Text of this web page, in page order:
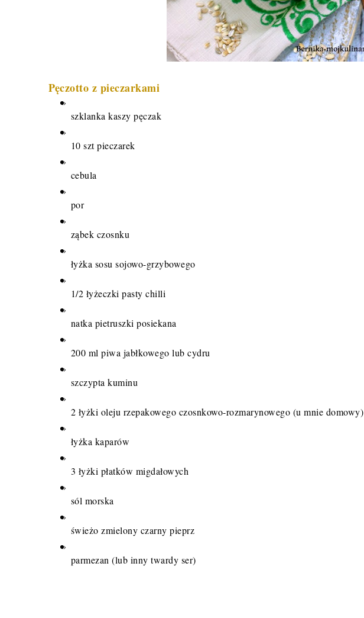
Pęczotto z pieczarkami
szklanka kaszy pęczak
10 szt pieczarek
cebula
por
ząbek czosnku
łyżka sosu sojowo-grzybowego
1/2 łyżeczki pasty chilli
natka pietruszki posiekana
200 ml piwa jabłkowego lub cydru
szczypta kuminu
2 łyżki oleju rzepakowego czosnkowo-rozmarynowego (u mnie domowy)
łyżka kaparów
3 łyżki płatków migdałowych
sól morska
świeżo zmielony czarny pieprz
parmezan (lub inny twardy ser)